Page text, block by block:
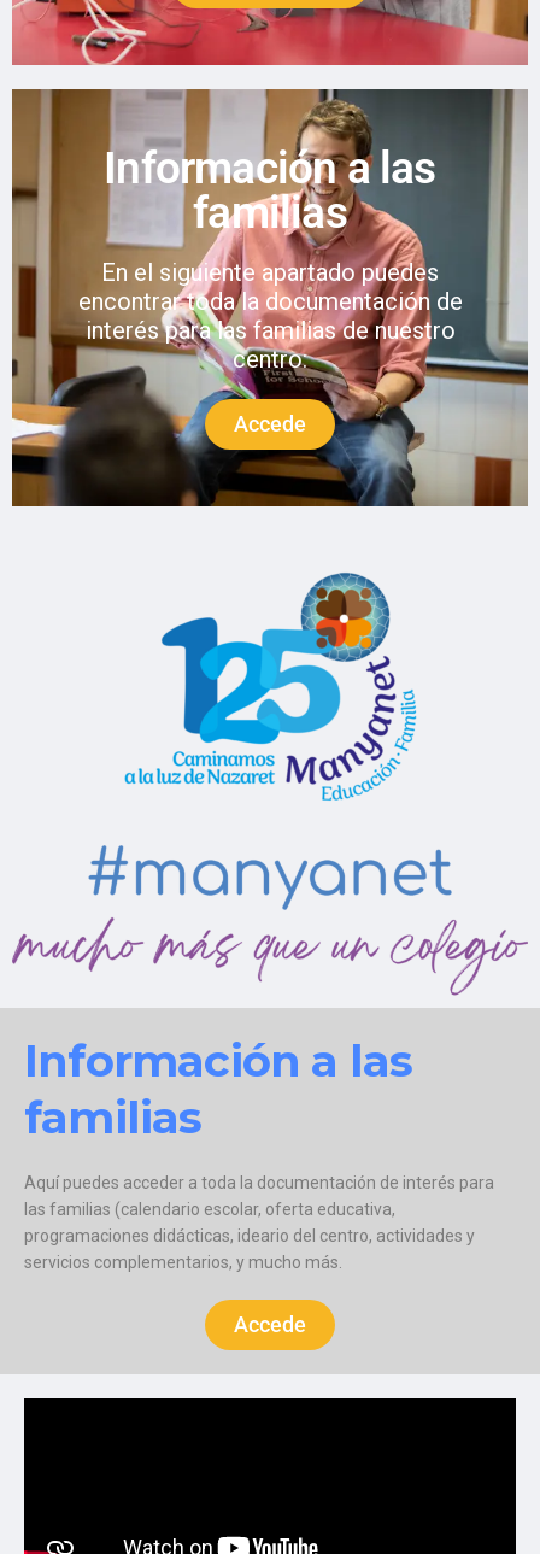
Información a las
familias
En el siguiente apartado puedes
encontrar toda la documentación de
interés para las familias de nuestro
centro:
Accede
Información a las
familias
Aquí puedes acceder a toda la documentación de interés para
las familias (calendario escolar, oferta educativa,
programaciones didácticas, ideario del centro, actividades y
servicios complementarios, y mucho más.
Accede